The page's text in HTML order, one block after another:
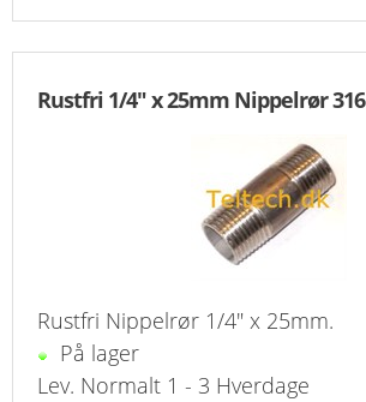
FORSIDE
PROFIL
VILKÅR
Rustfri 1/4" x 25mm Nippelrør 316
Rustfri Nippelrør 1/4" x 25mm.
På lager
Lev. Normalt 1 - 3 Hverdage